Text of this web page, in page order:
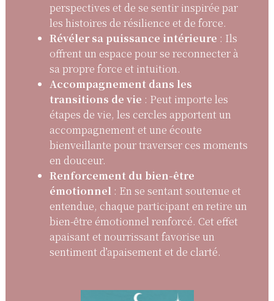
perspectives et de se sentir inspirée par
les histoires de résilience et de force.
Révéler sa puissance intérieure : Ils
offrent un espace pour se reconnecter à
sa propre force et intuition.
Accompagnement dans les
transitions de vie : Peut importe les
étapes de vie, les cercles apportent un
accompagnement et une écoute
bienveillante pour traverser ces moments
en douceur.
Renforcement du bien-être
émotionnel : En se sentant soutenue et
entendue, chaque participant en retire un
bien-être émotionnel renforcé. Cet effet
apaisant et nourrissant favorise un
sentiment d’apaisement et de clarté.